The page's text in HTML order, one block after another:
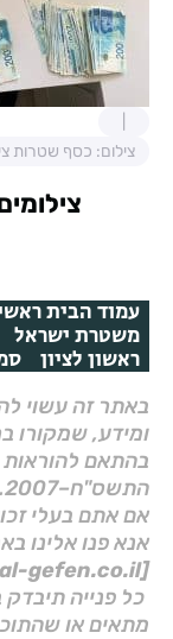
צילום: כסף שטרות
עמוד הבית
משטרת ישראל
ראשון לציון
באתר זה עשוי
ומידע, שמקורו
התשס"ח–2007.
אם אתם בעלי
אנא פנו אלינו
[Manager@gal-gefen.co.il]
כל פנייה
מתאים או